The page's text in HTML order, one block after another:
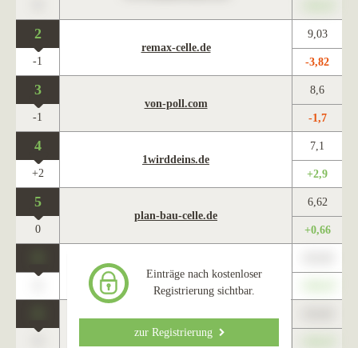
2
remax-celle.de
9,03
-1 -3,82
3
von-poll.com
8,6
-1 -1,7
4
1wirddeins.de
7,1
+2 +2,9
5
plan-bau-celle.de
6,62
0 +0,66
www.maklercharts.de
Einträge nach kostenloser
Registrierung sichtbar.
zur Registrierung
www.maklercharts.de